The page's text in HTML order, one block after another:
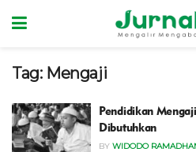
Tag: Mengaji
Pendidikan
Dibutuhkan
BY WIDODO